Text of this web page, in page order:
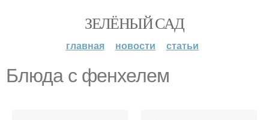
ЗЕЛЁНЫЙ САД
главная новости статьи
Блюда с фенхелем